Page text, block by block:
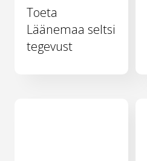
Toeta
Läänemaa seltsi
tegevust